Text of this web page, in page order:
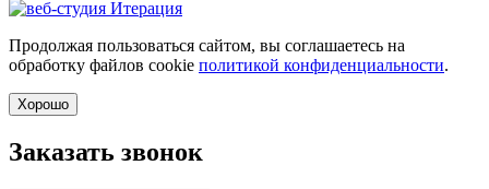
Продолжая пользоваться сайтом, вы соглашаетесь на
обработку файлов cookie политикой конфиденциальности.
Хорошо
Заказать звонок